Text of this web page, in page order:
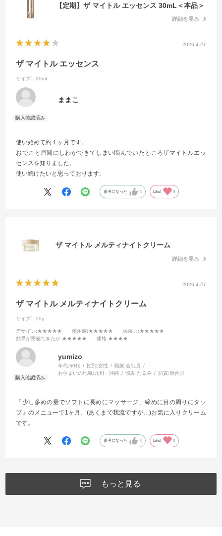
【定期】ザ マイトル エッセンス 30mL＜本品＞
詳細を見る
2026.4.27
ザ マイトル エッセンス
サイズ：30mL
ままこ
使い始めて約１ヶ月です。
おでこと眉間にしわができてしまい悩んでいたところザマイトルエッ
センスを知りました。
使い続けたいと思っております。
参考になった 0 Like! 0
ザ マイトル メルティナイトクリーム
詳細を見る
2026.4.27
ザ マイトル メルティナイトクリーム
サイズ：50g
デザイン:★★★★★ 使用感:★★★★★ 保湿力:★★★★★
効果が実感できたか:★★★★★ 価格:★★★★
yumizo
年代:50代 性別:女性 職業:会社員
お住まいの地域:九州・沖縄 悩み:たるみ 肌質:混合肌
『少し多めの量でソフトに長めにマッサージ、締めに目の周りにタッ
プ』のメニューで1ヶ月。(あくまで我流ですが…)お気に入りクリーム
です。
参考になった 0 Like! 0
もっと見る